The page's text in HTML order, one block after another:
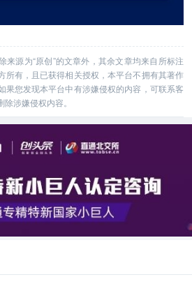
来源为“原创”的文章外，其余文章均来自所标注
所有，且已获得相关授权，本平台不拥有其著作
果您发现本平台中有涉嫌侵权的内容，可联系客
涉嫌侵权内容。